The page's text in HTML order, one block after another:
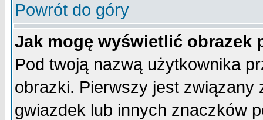
Powrót do góry
Jak mogę wyświetlić obrazek
Pod twoją nazwą użytkownika
obrazki. Pierwszy jest
gwiazdek lub innych znaczków